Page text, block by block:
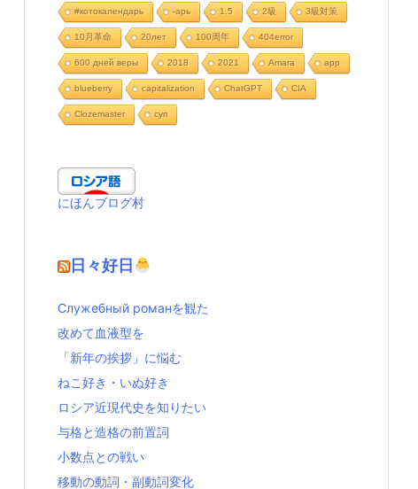
#котокалендарь -арь 1.5 2級 3級対策
10月革命 20лет 100周年 404error
600 дней веры 2018 2021 Amara app
blueberry capitalization ChatGPT CIA
Clozemaster cуп
にほんブログ村
日々好日
Служебный романを観た
改めて血液型を
「新年の挨拶」に悩む
ねこ好き・いぬ好き
ロシア近現代史を知りたい
与格と造格の前置詞
小数点との戦い
移動の動詞・副動詞変化